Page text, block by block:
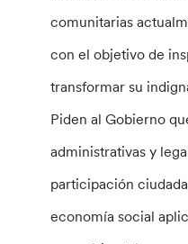
comunitarias
con el objetivo de
transformar su
Piden al Gobierno
administrativas y
participación
economía social